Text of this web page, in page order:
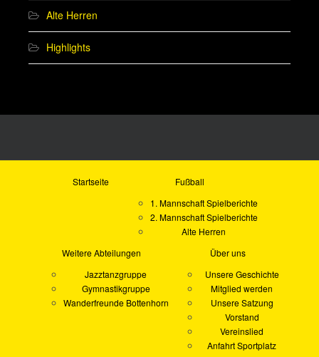
Alte Herren
Highlights
Startseite
Fußball
1. Mannschaft Spielberichte
2. Mannschaft Spielberichte
Alte Herren
Weitere Abteilungen
Jazztanzgruppe
Gymnastikgruppe
Wanderfreunde Bottenhorn
Über uns
Unsere Geschichte
Mitglied werden
Unsere Satzung
Vorstand
Vereinslied
Anfahrt Sportplatz